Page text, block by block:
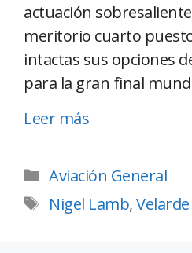
actuación
meritorio cuarto
intactas sus opciones
para la gran final
Leer más
Aviación General
Nigel Lamb,Velarde